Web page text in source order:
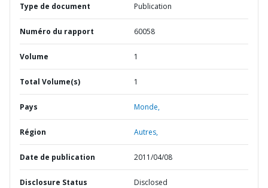
Type de document Publication
Numéro du rapport 60058
Volume 1
Total Volume(s) 1
Pays Monde,
Région Autres,
Date de publication 2011/04/08
Disclosure Status Disclosed